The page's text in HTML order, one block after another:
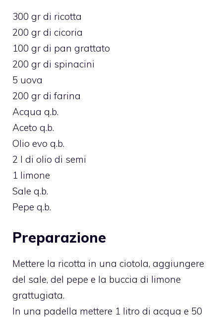
300 gr di ricotta
200 gr di cicoria
100 gr di pan grattato
200 gr di spinacini
5 uova
200 gr di farina
Acqua q.b.
Aceto q.b.
Olio evo q.b.
2 l di olio di semi
1 limone
Sale q.b.
Pepe q.b.
Preparazione
Mettere la ricotta in una ciotola, aggiungere
del sale, del pepe e la buccia di limone
grattugiata.
In una padella mettere 1 litro di acqua e 50